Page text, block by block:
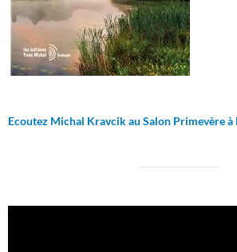
Ecoutez Michal Kravcik au Salon Primevère à